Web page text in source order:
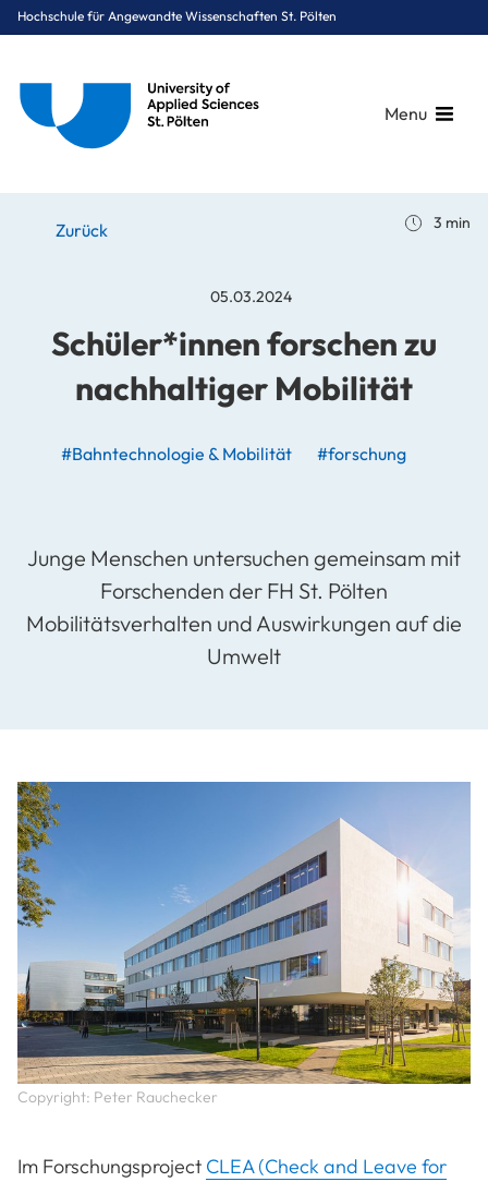
Hochschule für Angewandte Wissenschaften St. Pölten
Menu
forschen zu nachhaltiger Mobilität
Zurück 3 min
Schüler*innen forschen zu
nachhaltiger Mobilität
#Bahntechnologie & Mobilität #forschung
05.03.2024
Junge Menschen untersuchen gemeinsam mit
Forschenden der FH St. Pölten
Mobilitätsverhalten und Auswirkungen auf die
Umwelt
Copyright: Peter Rauchecker
Im Forschungsproject CLEA (Check and Leave for